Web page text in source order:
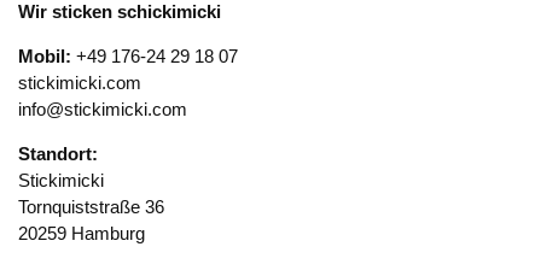
Wir sticken schickimicki
Mobil: +49 176-24 29 18 07
stickimicki.com
info@stickimicki.com
Standort:
Stickimicki
Tornquiststraße 36
20259 Hamburg